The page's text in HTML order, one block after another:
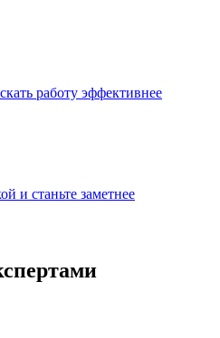
работу эффективнее
и станьте заметнее